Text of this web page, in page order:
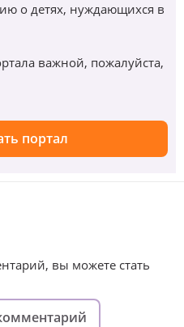
о детях, нуждающихся в
важной, пожалуйста,
портал
вы можете стать